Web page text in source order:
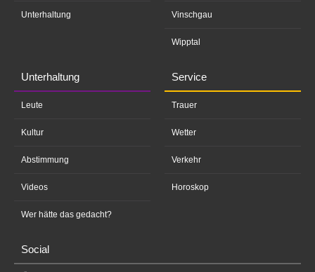
Unterhaltung Vinschgau
Wipptal
Unterhaltung
Leute
Kultur
Abstimmung
Videos
Wer hätte das gedacht?
Service
Trauer
Wetter
Verkehr
Horoskop
Social